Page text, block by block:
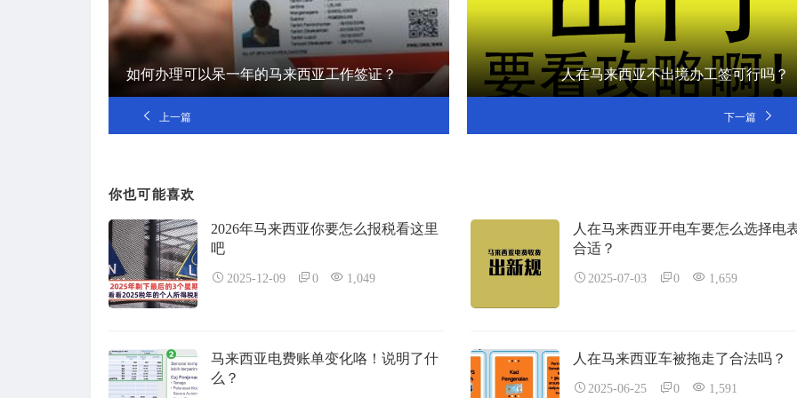
如何办理可以呆一年的马来西亚工作签证？
上一篇
人在马来西亚不出境办工签可行吗？
下一篇
你也可能喜欢
2026年马来西亚你要怎么报税看这里
吧
2025-12-09 0 1,049
人在马来西亚开电车要怎么选择电
合适？
2025-07-03 0 1,659
马来西亚电费账单变化咯！说明了什
么？
人在马来西亚车被拖走了合法吗？
2025-06-25 0 1,591